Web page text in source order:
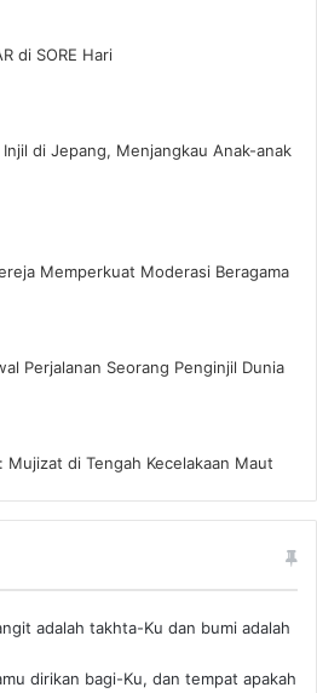
di SORE Hari
di Jepang, Menjangkau Anak-anak
Memperkuat Moderasi Beragama
Perjalanan Seorang Penginjil Dunia
Mujizat di Tengah Kecelakaan Maut
adalah takhta-Ku dan bumi adalah
dirikan bagi-Ku, dan tempat apakah